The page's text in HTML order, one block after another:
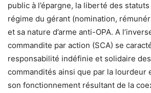
public à l’épargne, la liberté des
régime du gérant (nomination,
et sa nature d’arme anti-OPA. A
commandite par action (SCA) se
responsabilité indéfinie et solidaire
commandités ainsi que par la lourdeur
son fonctionnement résultant de la